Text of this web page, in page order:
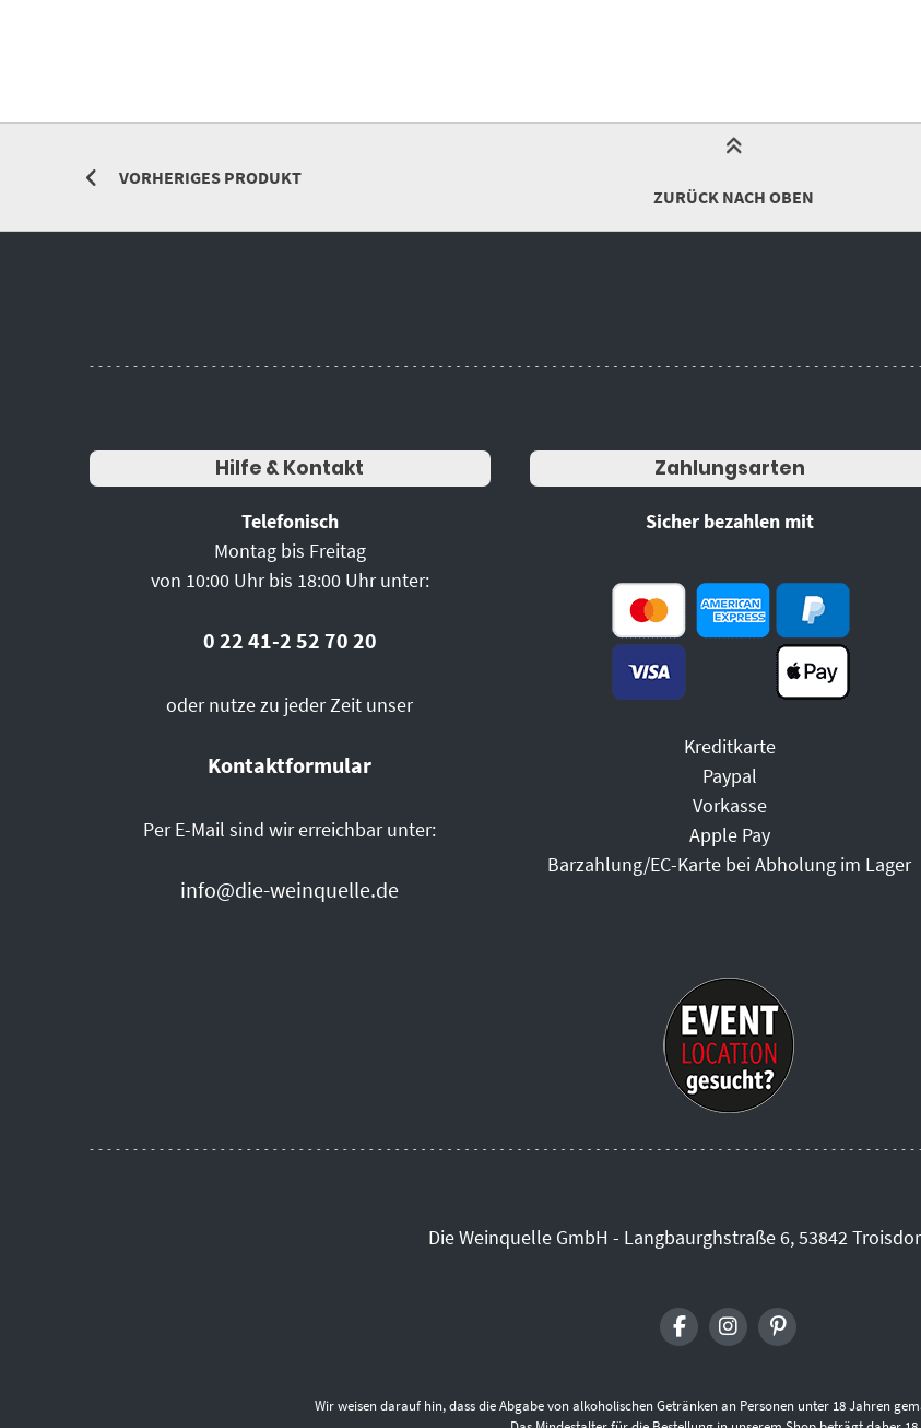
VORHERIGES PRODUKT
ZURÜCK NACH OBEN
Hilfe & Kontakt
Telefonisch
Montag bis Freitag
von 10:00 Uhr bis 18:00 Uhr unter:
0 22 41-2 52 70 20
oder nutze zu jeder Zeit unser
Kontaktformular
Per E-Mail sind wir erreichbar unter:
info@die-weinquelle.de
Zahlungsarten
Sicher bezahlen mit
Kreditkarte
Paypal
Vorkasse
Apple Pay
Barzahlung/EC-Karte bei Abholung im Lager
Die Weinquelle GmbH - Langbaurghstraße 6, 53842
Wir weisen darauf hin, dass die Abgabe von alkoholischen Getränken an Personen unter 18 Jahren